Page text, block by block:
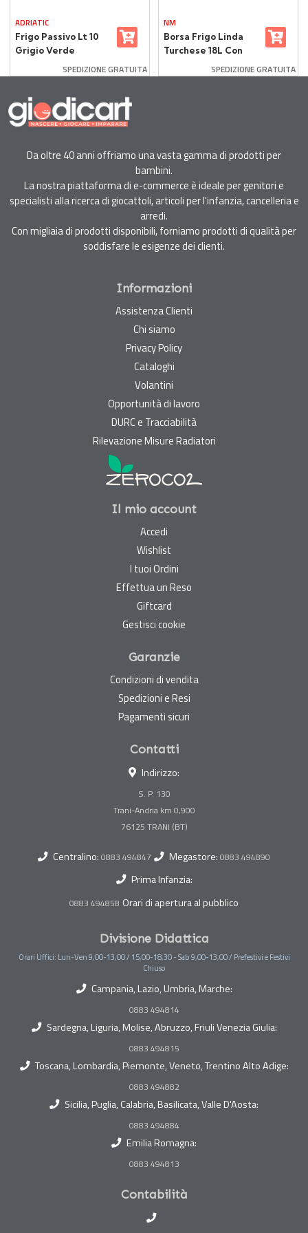
ADRIATIC
Frigo Passivo Lt 10
Grigio Verde
SPEDIZIONE GRATUITA
NM
Borsa Frigo Linda
Turchese 18L Con
SPEDIZIONE GRATUITA
Da oltre 40 anni offriamo una vasta gamma di prodotti per
bambini.
La nostra piattaforma di e-commerce è ideale per genitori e
specialisti alla ricerca di giocattoli, articoli per l'infanzia, cancelleria e
arredi.
Con migliaia di prodotti disponibili, forniamo prodotti di qualità per
soddisfare le esigenze dei clienti.
Informazioni
Assistenza Clienti
Chi siamo
Privacy Policy
Cataloghi
Volantini
Opportunità di lavoro
DURC e Tracciabilità
Rilevazione Misure Radiatori
Il mio account
Accedi
Wishlist
I tuoi Ordini
Effettua un Reso
Giftcard
Gestisci cookie
Garanzie
Condizioni di vendita
Spedizioni e Resi
Pagamenti sicuri
Contatti
Indirizzo:
S. P. 130
Trani-Andria km 0,900
Centralino: 0883 494847 Megastore: 0883 494890
Prima Infanzia:
0883 494858 Orari di apertura al pubblico
Divisione Didattica
Orari Uffici: Lun-Ven 9,00-13,00 / 15,00-18,30 - Sab 9,00-13,00 / Prefestivi e Festivi
Chiuso
Campania, Lazio, Umbria, Marche:
0883 494814
Sardegna, Liguria, Molise, Abruzzo, Friuli Venezia Giulia:
0883 494815
Toscana, Lombardia, Piemonte, Veneto, Trentino Alto Adige:
0883 494882
Sicilia, Puglia, Calabria, Basilicata, Valle D'Aosta:
0883 494884
Emilia Romagna:
0883 494813
Contabilità